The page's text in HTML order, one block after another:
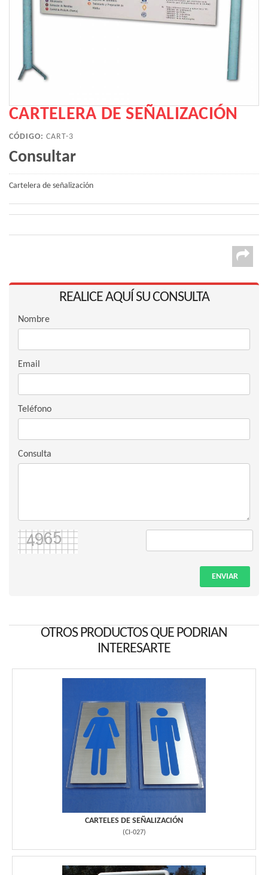
CARTELERA DE SEÑALIZACIÓN
CÓDIGO: CART-3
Consultar
Cartelera de señalización
REALICE AQUÍ SU CONSULTA
Nombre
Email
Teléfono
Consulta
ENVIAR
OTROS PRODUCTOS QUE PODRIAN
INTERESARTE
CARTELES DE SEÑALIZACIÓN
(CI-027)